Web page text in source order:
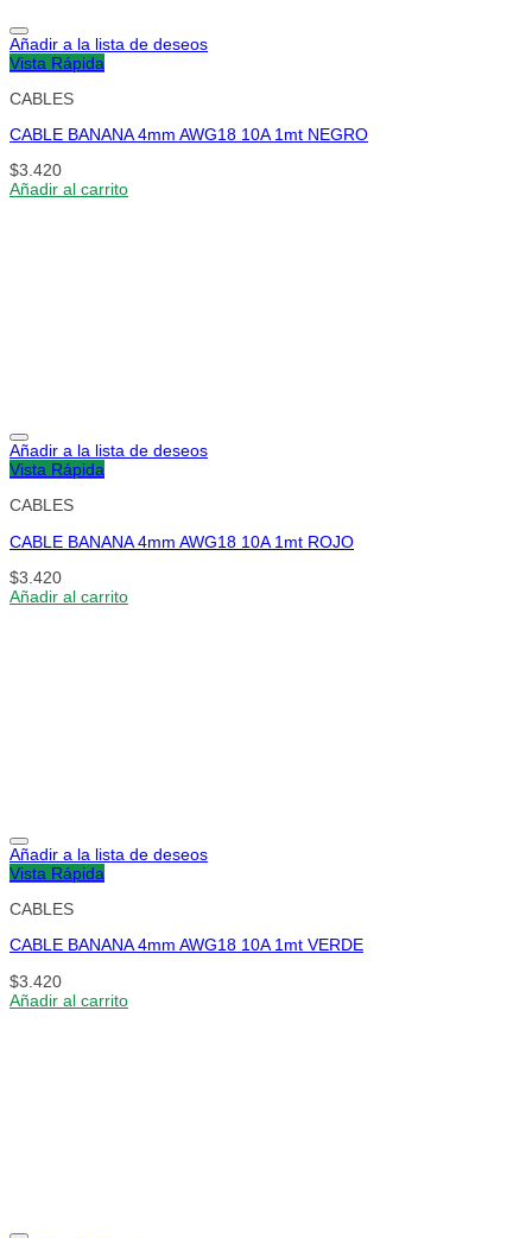
Añadir a la lista de deseos
Vista Rápida
CABLES
CABLE BANANA 4mm AWG18 10A 1mt NEGRO
$3.420
Añadir al carrito
Añadir a la lista de deseos
Vista Rápida
CABLES
CABLE BANANA 4mm AWG18 10A 1mt ROJO
$3.420
Añadir al carrito
Añadir a la lista de deseos
Vista Rápida
CABLES
CABLE BANANA 4mm AWG18 10A 1mt VERDE
$3.420
Añadir al carrito